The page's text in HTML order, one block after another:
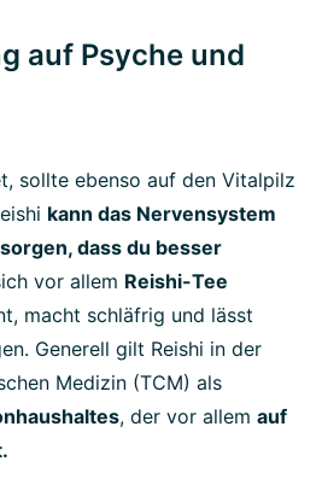
auf Psyche und
sollte ebenso auf den Vitalpilz
kann das Nervensystem
dass du besser
vor allem Reishi-Tee
macht schläfrig und lässt
Generell gilt Reishi in der
Medizin (TCM) als
, der vor allem auf